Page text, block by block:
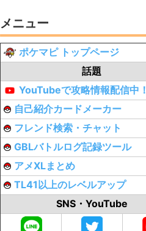
メニュー
ポケマピ トップページ
話題
YouTubeで攻略情報配信中！
自己紹介カードメーカー
フレンド検索・チャット
GBLバトルログ記録ツール
アメXLまとめ
TL41以上のレベルアップ
SNS・YouTube